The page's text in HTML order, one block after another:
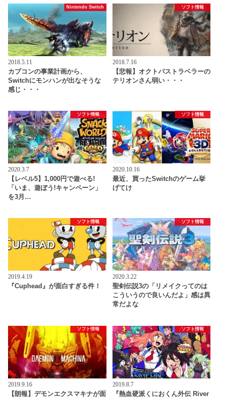
Nintendo Switch
2018.5.11
カプコンの事業計画から、
Switchにモンハンが出なそうな
感じ・・・
ソフト情報
2018.7.16
【悲報】オクトパストラベラーの
テリオンさん弱い・・・
ソフト情報
2020.3.7
【レベル5】1,000円で遊べる!
「いま、遊ぼう!キャンペーン」
を3月…
ソフト情報
2020.10.16
最近、買ったSwitchのゲーム挙
げてけ
ソフト情報
2019.4.19
『Cuphead』が面白すぎる件！
ソフト情報
2020.3.22
聖剣伝説3の「リメイクってのは
こういうので良いんだよ」感は異
常だよな
ソフト情報
2019.9.16
【朗報】デモンエクスマキナが面
ソフト情報
2019.8.7
『熱血硬派くにおくん外伝 River